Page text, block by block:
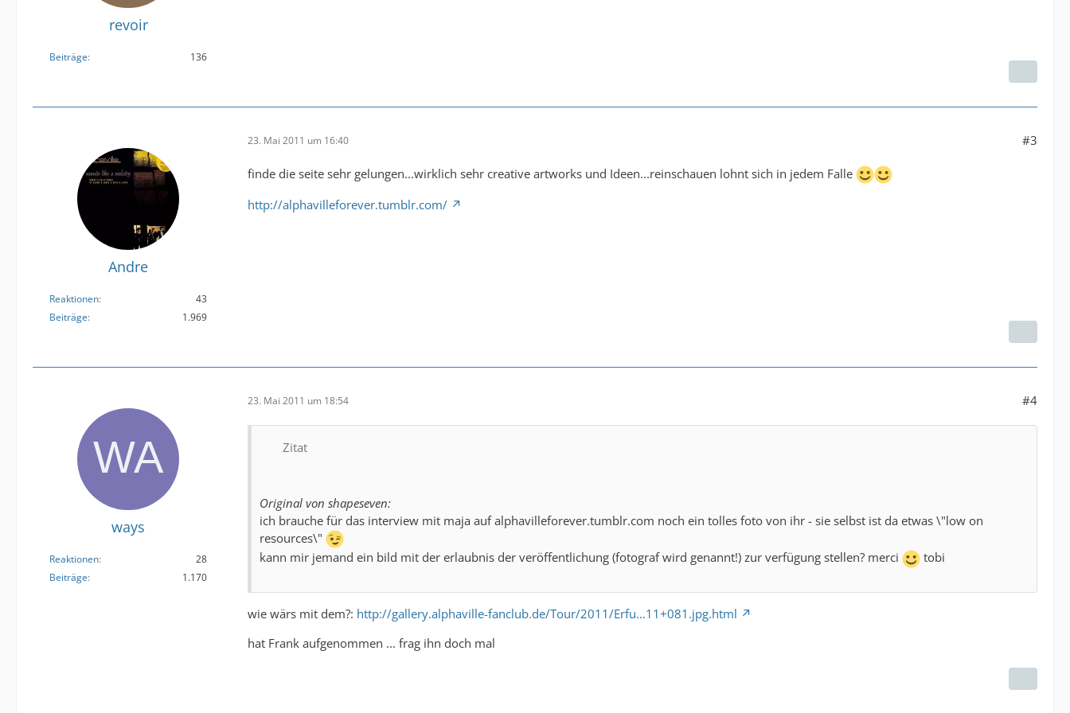
revoir
Beiträge 136
Andre
Reaktionen
43
Beiträge
1.969
23. Mai 2011 um 16:40 #3
finde die seite sehr gelungen...wirklich sehr creative artworks und Ideen...reinschauen lohnt sich in jedem Falle
http://alphavilleforever.tumblr.com/
ways
Reaktionen
28
Beiträge
1.170
23. Mai 2011 um 18:54 #4
Zitat
Original von shapeseven:
ich brauche für das interview mit maja auf alphavilleforever.tumblr.com noch ein tolles foto von ihr - sie selbst ist da etwas \"low on
resources\"
kann mir jemand ein bild mit der erlaubnis der veröffentlichung (fotograf wird genannt!) zur verfügung stellen? merci
tobi
wie wärs mit dem?: http://gallery.alphaville-fanclub.de/Tour/2011/Erfu…11+081.jpg.html
hat Frank aufgenommen ... frag ihn doch mal